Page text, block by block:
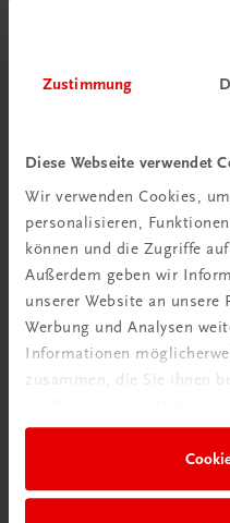
Zustimmung
Diese Webseite verwendet
Wir verwenden Cookies,
personalisieren,
können und die Zugriffe
Außerdem geben wir
unserer Website an unsere
Werbung und Analysen
Informationen
zusammen, die Sie ihnen
Schon entdeckt?
Ratgeber
Mehr dazu